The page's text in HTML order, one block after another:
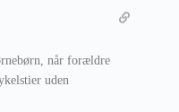
når forældre
uden